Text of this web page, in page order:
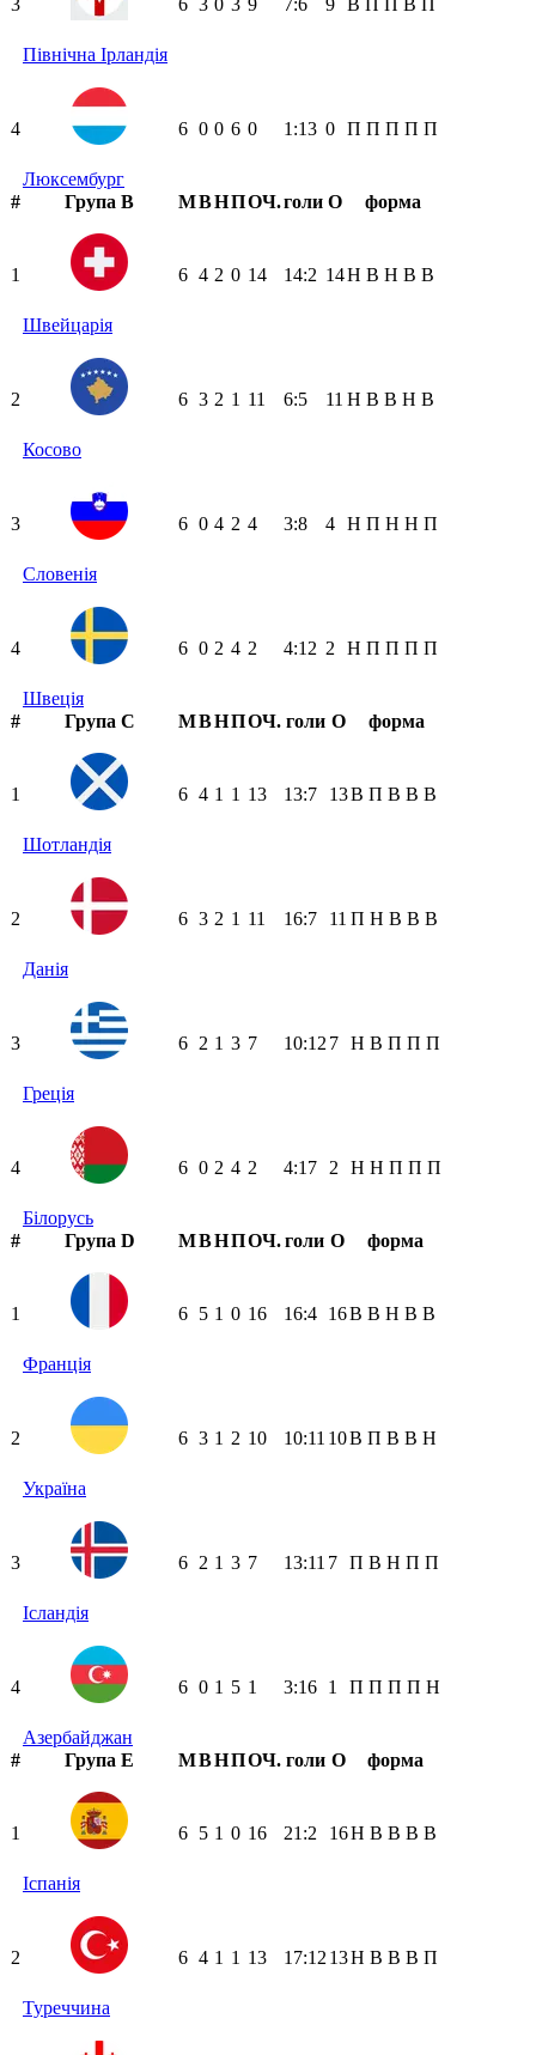
3
Північна Ірландія
6 3 0 3 9 7:6 9 В В
4
Люксембург
6 0 0 6 0 1:13 0 П П П П П
# Група B МВНПОЧ.голи О форма
1
Швейцарія
6 4 2 0 14 14:2 14Н В Н В В
2
Косово
6 3 2 1 11 6:5 11 Н В В Н В
3
Словенія
6 0 4 2 4 3:8 4 Н П Н Н П
4
Швеція
6 0 2 4 2 4:12 2 Н П П П П
# Група C МВНПОЧ. голи О форма
1
Шотландія
6 4 1 1 13 13:7 13В П В В В
2
Данія
6 3 2 1 11 16:7 11 П Н В В В
3
Греція
6 2 1 3 7 10:12 7 Н В П П П
4
Білорусь
6 0 2 4 2 4:17 2 Н Н П П П
# Група D МВНПОЧ.голи О форма
1
Франція
6 5 1 0 16 16:4 16В В Н В В
2
Україна
6 3 1 2 10 10:11 10В П В В Н
3
Ісландія
6 2 1 3 7 13:11 7 П В Н П П
4
Азербайджан
6 0 1 5 1 3:16 1 П П П П Н
# Група Е МВНПОЧ. голи О форма
1
Іспанія
6 5 1 0 16 21:2 16Н В В В В
2
Туреччина
6 4 1 1 13 17:12 13Н В В В П